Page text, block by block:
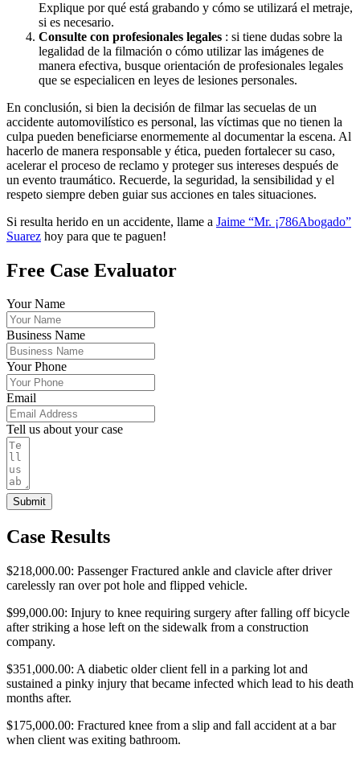
Explique por qué está grabando y cómo se utilizará el metraje,
si es necesario.
Consulte con profesionales legales : si tiene dudas sobre la
legalidad de la filmación o cómo utilizar las imágenes de
manera efectiva, busque orientación de profesionales legales
que se especialicen en leyes de lesiones personales.
En conclusión, si bien la decisión de filmar las secuelas de un
accidente automovilístico es personal, las víctimas que no tienen la
culpa pueden beneficiarse enormemente al documentar la escena. Al
hacerlo de manera responsable y ética, pueden fortalecer su caso,
acelerar el proceso de reclamo y proteger sus intereses después de
un evento traumático. Recuerde, la seguridad, la sensibilidad y el
respeto siempre deben guiar sus acciones en tales situaciones.
Si resulta herido en un accidente, llame a Jaime “Mr. ¡786Abogado”
Suarez hoy para que te paguen!
Free Case Evaluator
Your Name
Business Name
Your Phone
Email
Tell us about your case
Submit
Case Results
$218,000.00: Passenger Fractured ankle and clavicle after driver
carelessly ran over pot hole and flipped vehicle.
$99,000.00: Injury to knee requiring surgery after falling off bicycle
after striking a hose left on the sidewalk from a construction
company.
$351,000.00: A diabetic older client fell in a parking lot and
sustained a pinky injury that became infected which lead to his death
months after.
$175,000.00: Fractured knee from a slip and fall accident at a bar
when client was exiting bathroom.